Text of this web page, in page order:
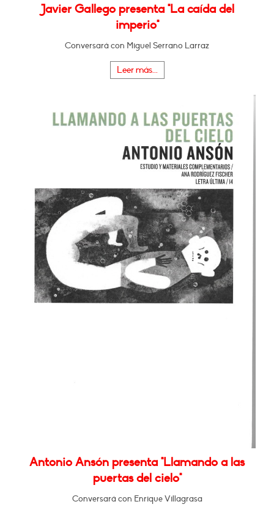
Javier Gallego presenta "La caída del
imperio"
Conversará con Miguel Serrano Larraz
Leer más...
Antonio Ansón presenta "Llamando a las
puertas del cielo"
Conversará con Enrique Villagrasa